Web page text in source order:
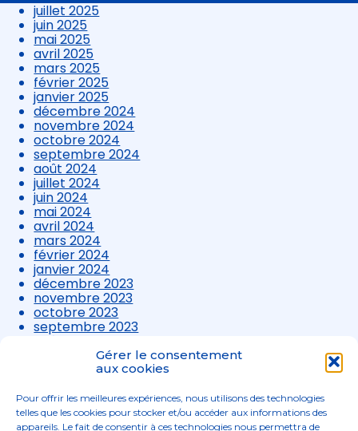
Gérer le consentement
aux cookies
Pour offrir les meilleures expériences, nous utilisons des technologies
telles que les cookies pour stocker et/ou accéder aux informations des
appareils. Le fait de consentir à ces technologies nous permettra de
juillet 2025
juin 2025
mai 2025
avril 2025
mars 2025
février 2025
janvier 2025
décembre 2024
novembre 2024
octobre 2024
septembre 2024
août 2024
juillet 2024
juin 2024
mai 2024
avril 2024
mars 2024
février 2024
janvier 2024
décembre 2023
novembre 2023
octobre 2023
septembre 2023
août 2023
juillet 2023
avril 2023
mars 2023